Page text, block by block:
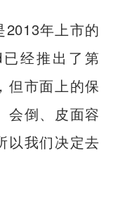
2013年上市的
经推出了第
但市面上的保
会倒、皮面容
我们决定去